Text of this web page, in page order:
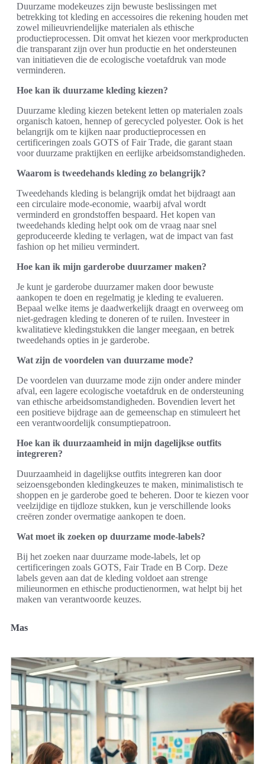
Duurzame modekeuzes zijn bewuste beslissingen met
betrekking tot kleding en accessoires die rekening houden met
zowel milieuvriendelijke materialen als ethische
productieprocessen. Dit omvat het kiezen voor merkproducten
die transparant zijn over hun productie en het ondersteunen
van initiatieven die de ecologische voetafdruk van mode
verminderen.
Hoe kan ik duurzame kleding kiezen?
Duurzame kleding kiezen betekent letten op materialen zoals
organisch katoen, hennep of gerecycled polyester. Ook is het
belangrijk om te kijken naar productieprocessen en
certificeringen zoals GOTS of Fair Trade, die garant staan
voor duurzame praktijken en eerlijke arbeidsomstandigheden.
Waarom is tweedehands kleding zo belangrijk?
Tweedehands kleding is belangrijk omdat het bijdraagt aan
een circulaire mode-economie, waarbij afval wordt
verminderd en grondstoffen bespaard. Het kopen van
tweedehands kleding helpt ook om de vraag naar snel
geproduceerde kleding te verlagen, wat de impact van fast
fashion op het milieu vermindert.
Hoe kan ik mijn garderobe duurzamer maken?
Je kunt je garderobe duurzamer maken door bewuste
aankopen te doen en regelmatig je kleding te evalueren.
Bepaal welke items je daadwerkelijk draagt en overweeg om
niet-gedragen kleding te doneren of te ruilen. Investeer in
kwalitatieve kledingstukken die langer meegaan, en betrek
tweedehands opties in je garderobe.
Wat zijn de voordelen van duurzame mode?
De voordelen van duurzame mode zijn onder andere minder
afval, een lagere ecologische voetafdruk en de ondersteuning
van ethische arbeidsomstandigheden. Bovendien levert het
een positieve bijdrage aan de gemeenschap en stimuleert het
een verantwoordelijk consumptiepatroon.
Hoe kan ik duurzaamheid in mijn dagelijkse outfits
integreren?
Duurzaamheid in dagelijkse outfits integreren kan door
seizoensgebonden kledingkeuzes te maken, minimalistisch te
shoppen en je garderobe goed te beheren. Door te kiezen voor
veelzijdige en tijdloze stukken, kun je verschillende looks
creëren zonder overmatige aankopen te doen.
Wat moet ik zoeken op duurzame mode-labels?
Bij het zoeken naar duurzame mode-labels, let op
certificeringen zoals GOTS, Fair Trade en B Corp. Deze
labels geven aan dat de kleding voldoet aan strenge
milieunormen en ethische productienormen, wat helpt bij het
maken van verantwoorde keuzes.
Mas